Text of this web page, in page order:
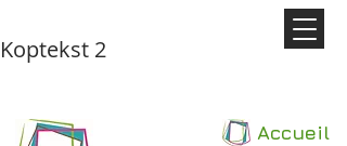
Koptekst 2
Accueil